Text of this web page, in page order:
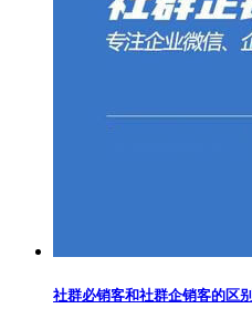
社群必销客和社群企销客的区